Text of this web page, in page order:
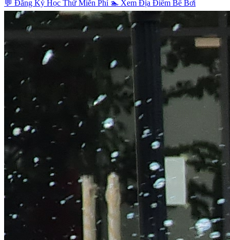
💬 Đăng Ký Học Thử Miễn Phí 🏊 Xem Địa Điểm Bể Bơi